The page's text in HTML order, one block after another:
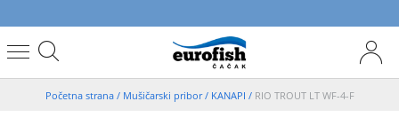
Početna strana / Mušičarski pribor/ KANAPI / RIO TROUT LT WF-4-F